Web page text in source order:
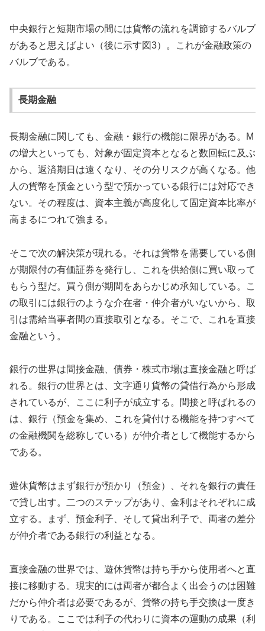
中央銀行と短期市場の間には貨幣の流れを調節するバルブ
があると思えばよい（後に示す図3）。これが金融政策の
バルブである。
長期金融
長期金融に関しても、金融・銀行の機能に限界がある。M
の増大といっても、対象が固定資本となると数回転に及ぶ
から、返済期日は遠くなり、その分リスクが高くなる。他
人の貨幣を預金という型で預かっている銀行には対応でき
ない。その程度は、資本主義が高度化して固定資本比率が
高まるにつれて強まる。
そこで次の解決策が現れる。それは貨幣を需要している側
が期限付の有価証券を発行し、これを供給側に買い取って
もらう型だ。買う側が期間をあらかじめ承知している。こ
の取引には銀行のような介在者・仲介者がいないから、取
引は需給当事者間の直接取引となる。そこで、これを直接
金融という。
銀行の世界は間接金融、債券・株式市場は直接金融と呼ば
れる。銀行の世界とは、文字通り貨幣の貸借行為から形成
されているが、ここに利子が成立する。間接と呼ばれるの
は、銀行（預金を集め、これを貸付ける機能を持つすべて
の金融機関を総称している）が仲介者として機能するから
である。
遊休貨幣はまず銀行が預かり（預金）、それを銀行の責任
で貸し出す。二つのステップがあり、金利はそれぞれに成
立する。まず、預金利子、そして貸出利子で、両者の差分
が仲介者である銀行の利益となる。
直接金融の世界では、遊休貨幣は持ち手から使用者へと直
接に移動する。現実的には両者が都合よく出会うのは困難
だから仲介者は必要であるが、貨幣の持ち手交換は一度き
りである。ここでは利子の代わりに資本の運動の成果（利